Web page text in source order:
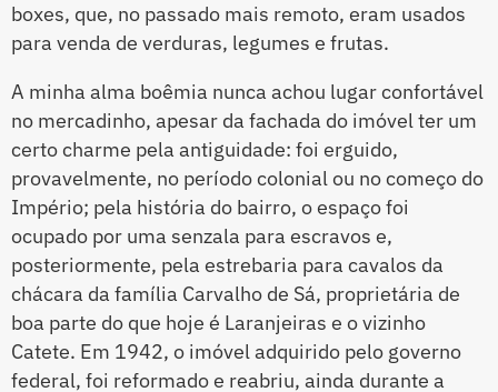
boxes, que, no passado mais remoto, eram usados
para venda de verduras, legumes e frutas.
A minha alma boêmia nunca achou lugar confortável
no mercadinho, apesar da fachada do imóvel ter um
certo charme pela antiguidade: foi erguido,
provavelmente, no período colonial ou no começo do
Império; pela história do bairro, o espaço foi
ocupado por uma senzala para escravos e,
posteriormente, pela estrebaria para cavalos da
chácara da família Carvalho de Sá, proprietária de
boa parte do que hoje é Laranjeiras e o vizinho
Catete. Em 1942, o imóvel adquirido pelo governo
federal, foi reformado e reabriu, ainda durante a